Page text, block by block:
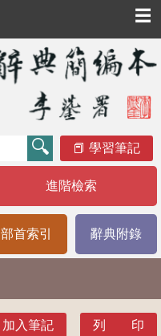
☰
學習筆記
進階檢索
部首索引 辭典附錄
加入筆記 列 印